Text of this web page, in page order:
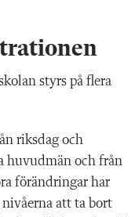
styrs på flera
riksdag och
huvudmän och från
förändringar har
att ta bort